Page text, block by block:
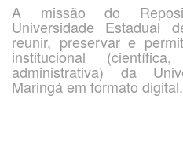
A missão do
Universidade Estadual
reunir, preservar e
institucional
administrativa) da
Maringá em formato digital.